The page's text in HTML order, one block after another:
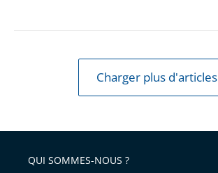
Charger plus d'articles
QUI SOMMES-NOUS ?